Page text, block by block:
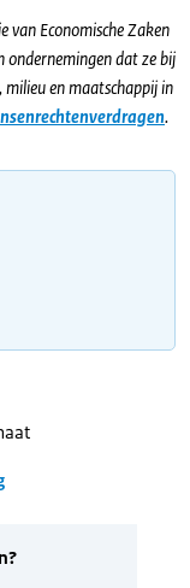
van Economische Zaken
ondernemingen dat ze bij
en maatschappij in
.